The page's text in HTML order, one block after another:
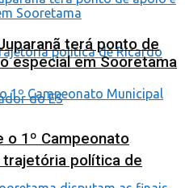
política de
terá ponto de
especial em Sooretama
o 1º Campeonato